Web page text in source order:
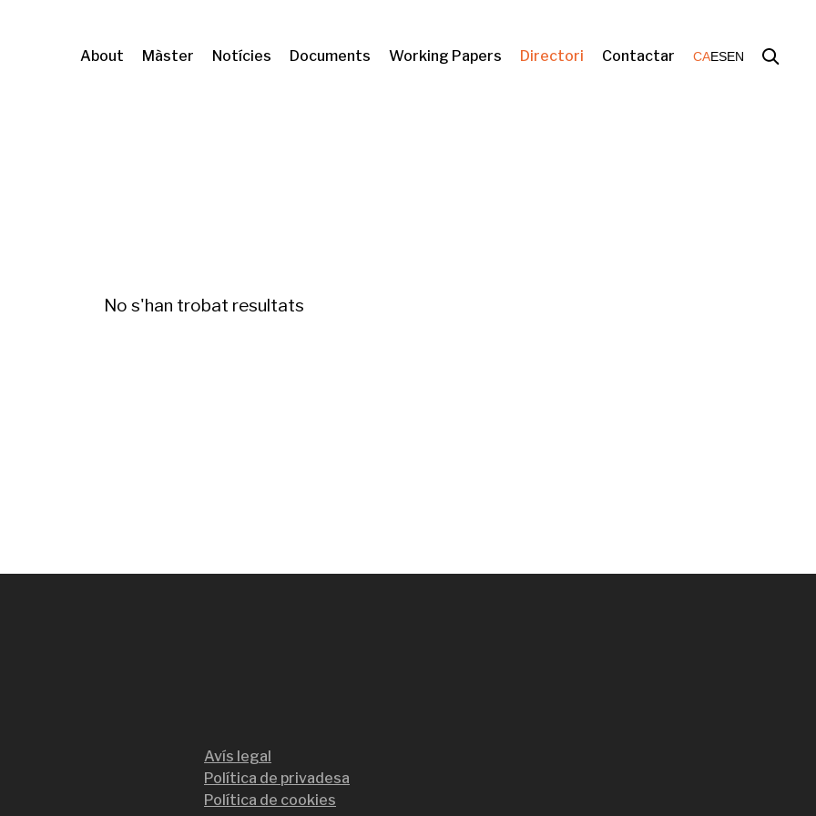
About Màster Notícies Documents Working Papers Directori Contactar CAESEN
No s'han trobat resultats
Avís legal
Política de privadesa
Política de cookies